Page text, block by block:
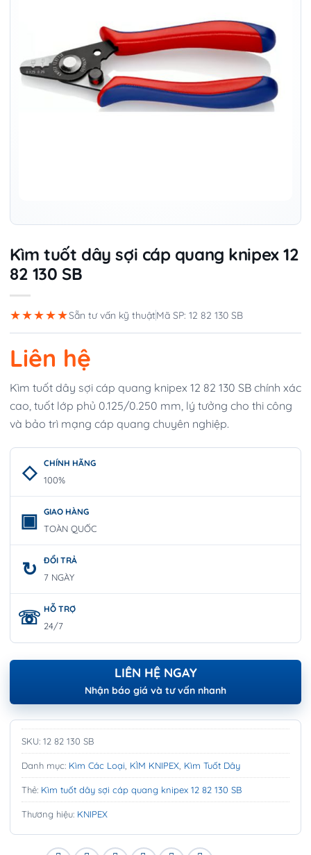
Kìm tuốt dây sợi cáp quang knipex 12
82 130 SB
★★★★★Sẵn tư vấn kỹ thuậtMã SP: 12 82 130 SB
Liên hệ
Kìm tuốt dây sợi cáp quang knipex 12 82 130 SB chính xác
cao, tuốt lớp phủ 0.125/0.250 mm, lý tưởng cho thi công
và bảo trì mạng cáp quang chuyên nghiệp.
CHÍNH HÃNG
100%
GIAO HÀNG
TOÀN QUỐC
ĐỔI TRẢ
7 NGÀY
HỖ TRỢ
24/7
LIÊN HỆ NGAY
Nhận báo giá và tư vấn nhanh
SKU: 12 82 130 SB
Danh mục: Kìm Các Loại KÌM KNIPEX Kìm Tuốt Dây
Thẻ: Kìm tuốt dây sợi cáp quang knipex 12 82 130 SB
Thương hiệu: KNIPEX